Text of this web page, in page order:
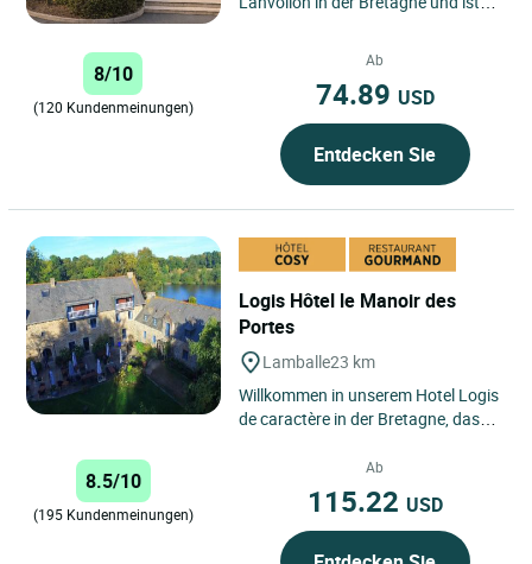
Jahr über für Ihre...
8/10
(120 Kundenmeinungen)
Ab
74.89 USD
Entdecken Sie
Logis Hôtel le Manoir des
Portes
Lamballe23 km
Willkommen in unserem Hotel Logis
de caractère in der Bretagne, das
der Grundlage lokaler...
8.5/10
(195 Kundenmeinungen)
Ab
115.22 USD